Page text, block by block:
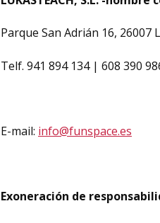
Parque San Adrián 16, 26007
Telf. 941 894 134 | 608 390
E-mail: info@funspace.es
Exoneración de